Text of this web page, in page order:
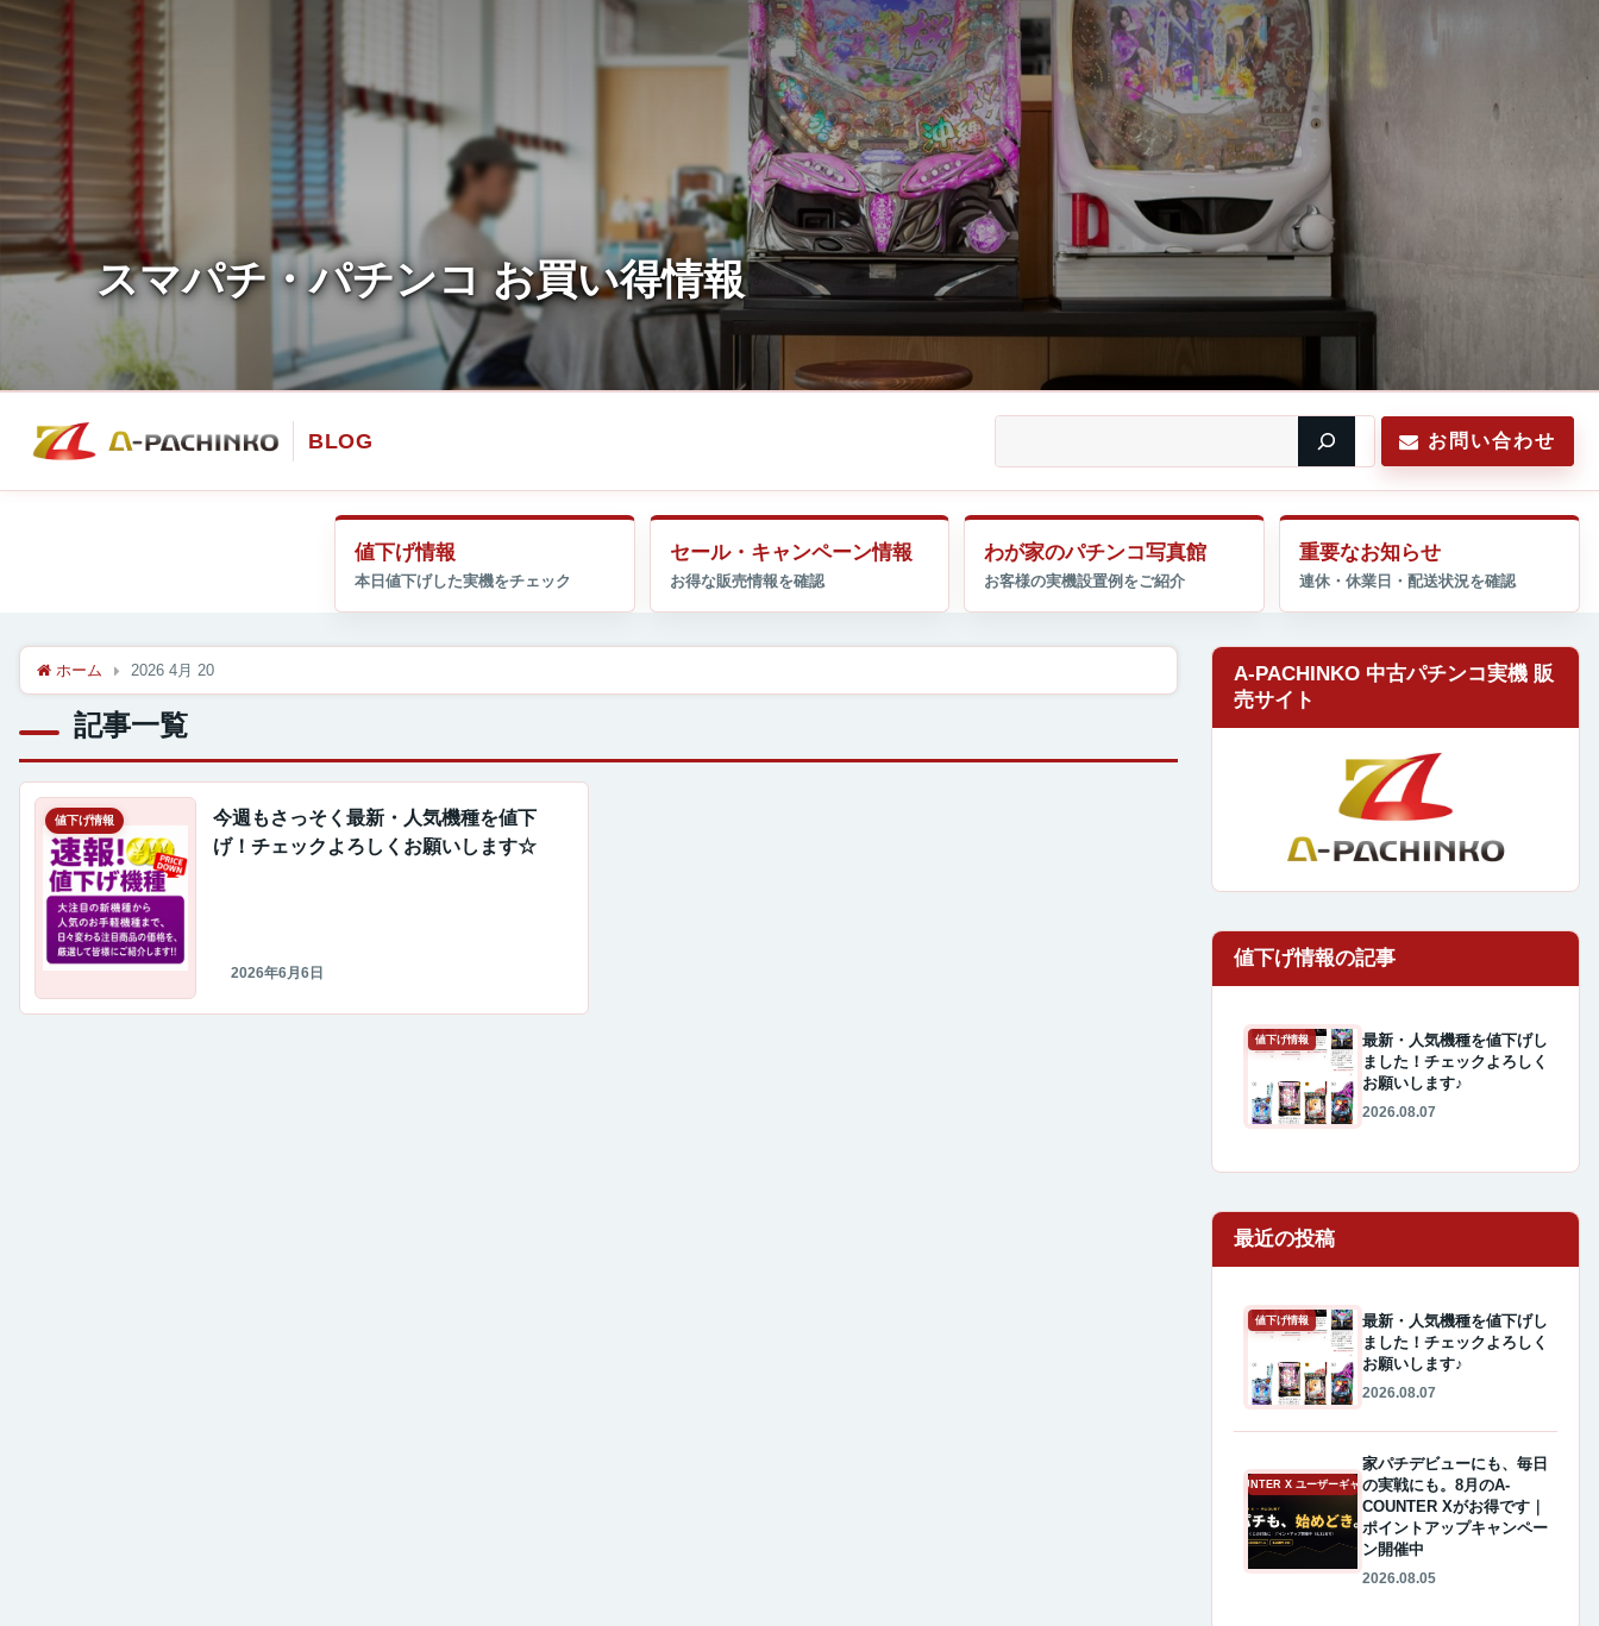
お問い合わせ
値下げ情報 セール・キャンペーン情報 わが家のパチンコ写真館 重要なお知らせ
ホーム 2026 4月 20
記事一覧
値下げ情報
今週もさっそく最新・人気機種を値下
げ！チェックよろしくお願いします☆
2026年6月6日
A-PACHINKO 中古パチンコ実機 販
売サイト
値下げ情報
最新・人気機種を値下げし
ました！チェックよろしく
お願いします♪
2026.08.07
最近の投稿
値下げ情報
最新・人気機種を値下げし
ました！チェックよろしく
お願いします♪
2026.08.07
A-COUNTER X ユーザーギャラリー
家パチデビューにも、毎日
の実戦にも。8月のA-
COUNTER Xがお得です｜
ポイントアップキャンペー
ン開催中
2026.08.05